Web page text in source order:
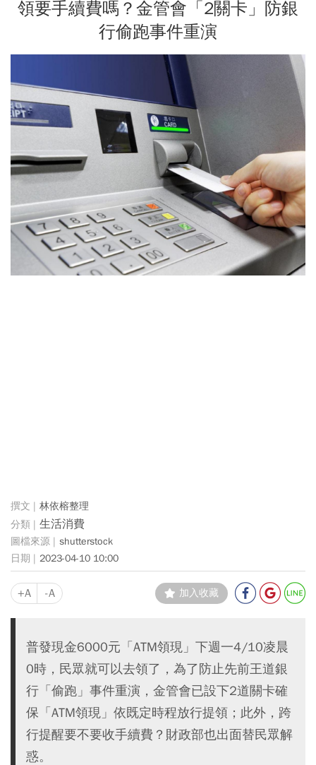
領要手續費嗎？金管會「2關卡」防銀
行偷跑事件重演
林依榕整理
生活消費
shutterstock
2023-04-10 10:00
+A -A 加入收藏
普發現金6000元「ATM領現」下週一4/10凌晨
0時，民眾就可以去領了，為了防止先前王道銀
行「偷跑」事件重演，金管會已設下2道關卡確
保「ATM領現」依既定時程放行提領；此外，跨
行提醒要不要收手續費？財政部也出面替民眾解
惑。